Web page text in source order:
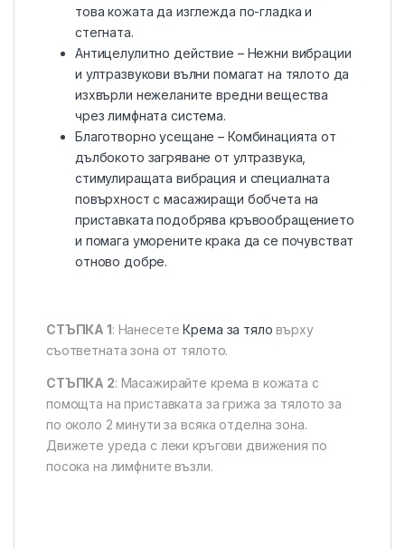
това кожата да изглежда по-гладка и
стегната.
Антицелулитно действие – Нежни вибрации
и ултразвукови вълни помагат на тялото да
изхвърли нежеланите вредни вещества
чрез лимфната система.
Благотворно усещане – Комбинацията от
дълбокото загряване от ултразвука,
стимулиращата вибрация и специалната
повърхност с масажиращи бобчета на
приставката подобрява кръвообращението
и помага уморените крака да се почувстват
отново добре.
СТЪПКА 1: Нанесете Крема за тяло върху
съответната зона от тялото.
СТЪПКА 2: Масажирайте крема в кожата с
помощта на приставката за грижа за тялото за
по около 2 минути за всяка отделна зона.
Движете уреда с леки кръгови движения по
посока на лимфните възли.